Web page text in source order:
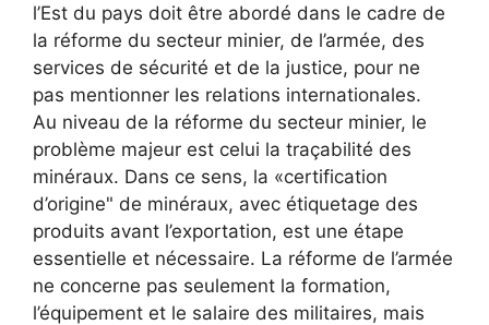
l’Est du pays doit être abordé dans le cadre de
la réforme du secteur minier, de l’armée, des
services de sécurité et de la justice, pour ne
pas mentionner les relations internationales.
Au niveau de la réforme du secteur minier, le
problème majeur est celui la traçabilité des
minéraux. Dans ce sens, la «certification
d’origine" de minéraux, avec étiquetage des
produits avant l’exportation, est une étape
essentielle et nécessaire. La réforme de l’armée
ne concerne pas seulement la formation,
l’équipement et le salaire des militaires, mais